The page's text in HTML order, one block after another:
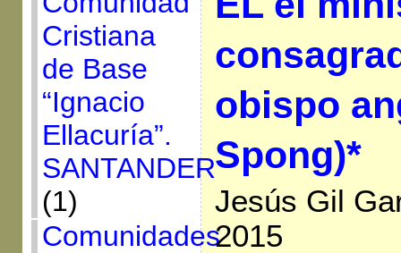
Cristiana
de Base
“Ignacio
Ellacuría”.
SANTANDER
(1)
Comunidades
obispo
Spong)*
Jesús Gil
2015